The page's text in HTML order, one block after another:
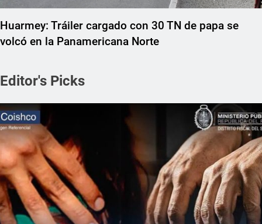
Huarmey: Tráiler cargado con 30 TN de papa se
volcó en la Panamericana Norte
Editor's Picks
REGIONAL